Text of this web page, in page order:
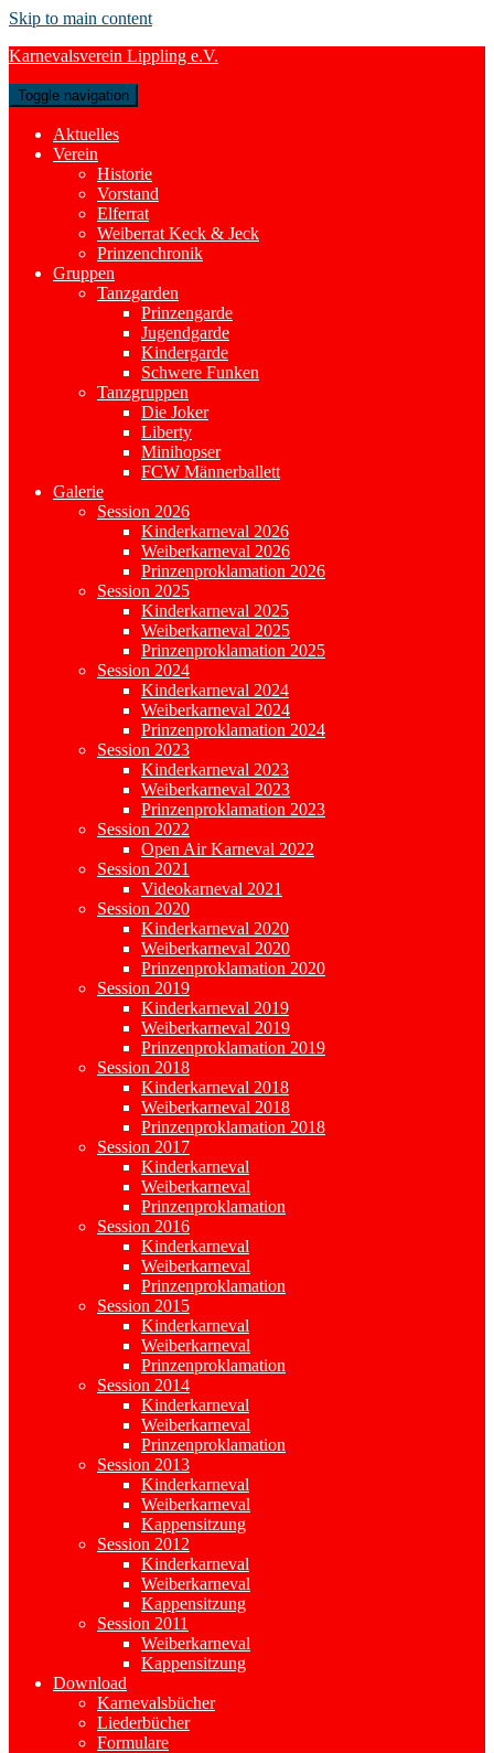
Skip to main content
Karnevalsverein Lippling e.V.
Toggle navigation
Aktuelles
Verein
Historie
Vorstand
Elferrat
Weiberrat Keck & Jeck
Prinzenchronik
Gruppen
Tanzgarden
Prinzengarde
Jugendgarde
Kindergarde
Schwere Funken
Tanzgruppen
Die Joker
Liberty
Minihopser
FCW Männerballett
Galerie
Session 2026
Kinderkarneval 2026
Weiberkarneval 2026
Prinzenproklamation 2026
Session 2025
Kinderkarneval 2025
Weiberkarneval 2025
Prinzenproklamation 2025
Session 2024
Kinderkarneval 2024
Weiberkarneval 2024
Prinzenproklamation 2024
Session 2023
Kinderkarneval 2023
Weiberkarneval 2023
Prinzenproklamation 2023
Session 2022
Open Air Karneval 2022
Session 2021
Videokarneval 2021
Session 2020
Kinderkarneval 2020
Weiberkarneval 2020
Prinzenproklamation 2020
Session 2019
Kinderkarneval 2019
Weiberkarneval 2019
Prinzenproklamation 2019
Session 2018
Kinderkarneval 2018
Weiberkarneval 2018
Prinzenproklamation 2018
Session 2017
Kinderkarneval
Weiberkarneval
Prinzenproklamation
Session 2016
Kinderkarneval
Weiberkarneval
Prinzenproklamation
Session 2015
Kinderkarneval
Weiberkarneval
Prinzenproklamation
Session 2014
Kinderkarneval
Weiberkarneval
Prinzenproklamation
Session 2013
Kinderkarneval
Weiberkarneval
Kappensitzung
Session 2012
Kinderkarneval
Weiberkarneval
Kappensitzung
Session 2011
Weiberkarneval
Kappensitzung
Download
Karnevalsbücher
Liederbücher
Formulare